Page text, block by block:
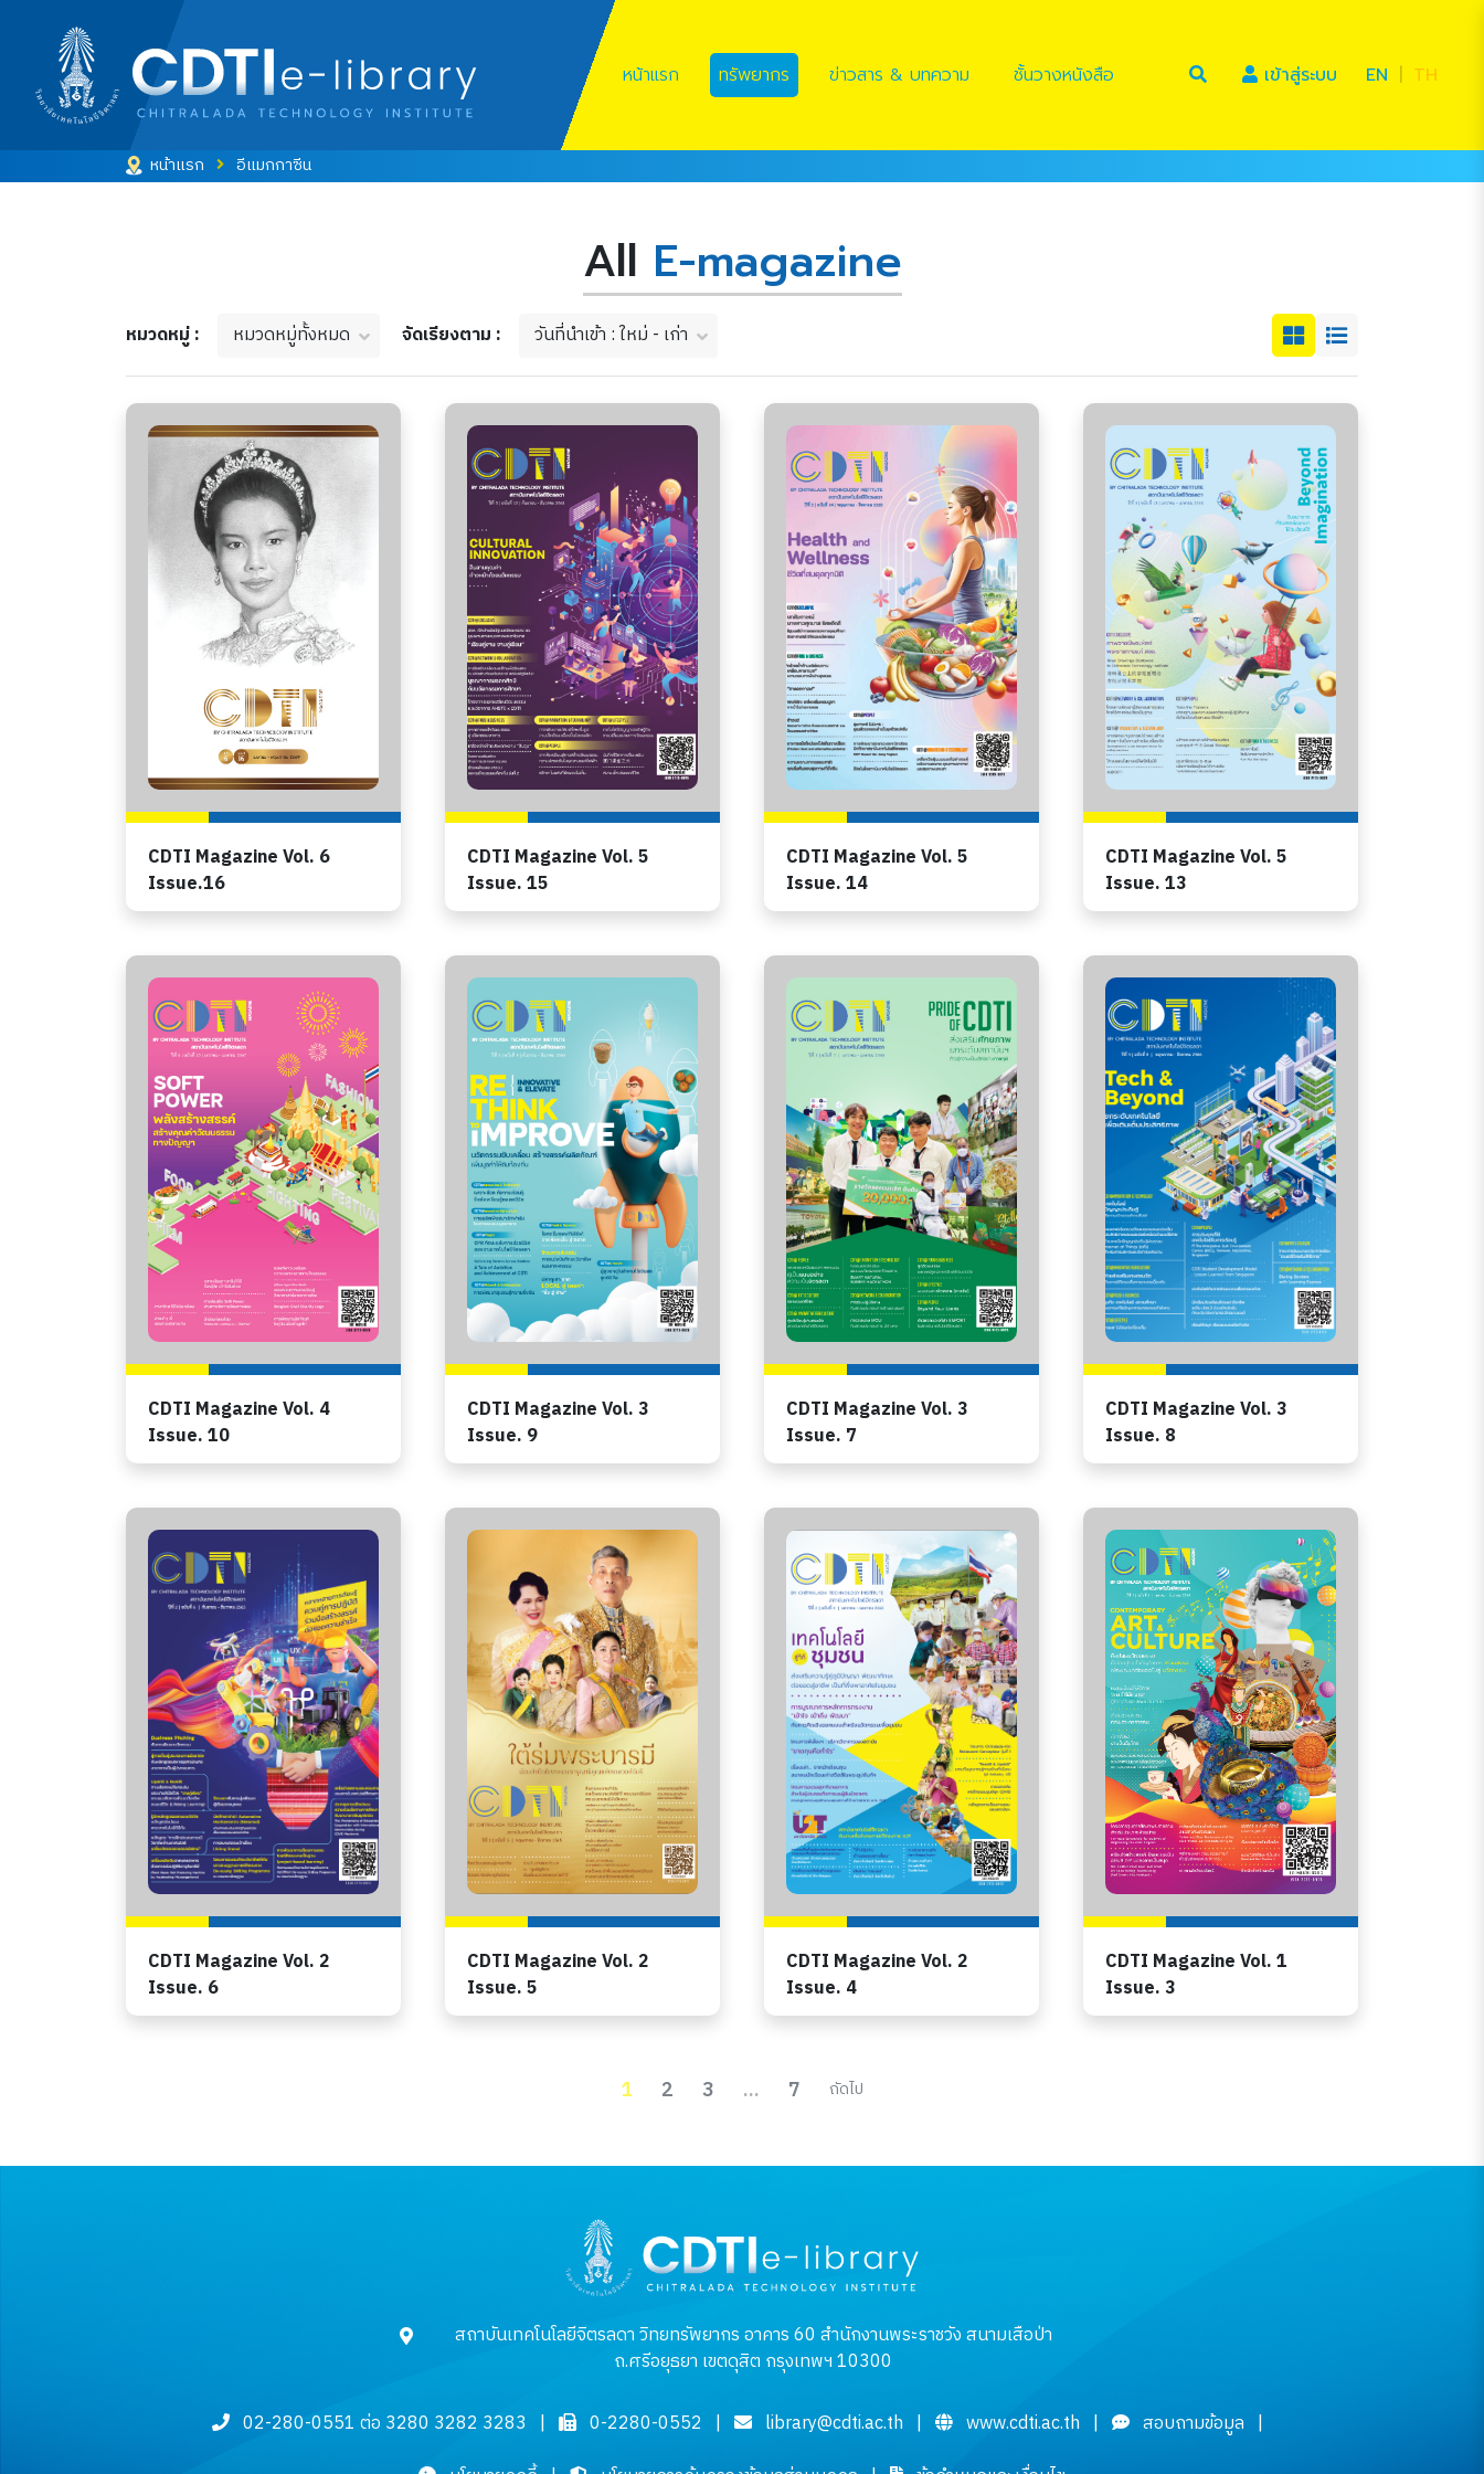
หน้าแรก ทรัพยากร ข่าวสาร & บทความ ชั้นวางหนังสือ เข้าสู่ระบบ (current)
EN | TH
หน้าแรก อีแมกกาซีน
All E-magazine
หมวดหมู่ : หมวดหมู่ทั้งหมด จัดเรียงตาม : วันที่นำเข้า : ใหม่ - เก่า
CDTI Magazine Vol. 6
Issue.16
CDTI Magazine Vol. 5
Issue. 15
CDTI Magazine Vol. 5
Issue. 14
CDTI Magazine Vol. 5
Issue. 13
CDTI Magazine Vol. 4
Issue. 10
CDTI Magazine Vol. 3
Issue. 9
CDTI Magazine Vol. 3
Issue. 7
CDTI Magazine Vol. 3
Issue. 8
CDTI Magazine Vol. 2
Issue. 6
CDTI Magazine Vol. 2
Issue. 5
CDTI Magazine Vol. 2
Issue. 4
CDTI Magazine Vol. 1
Issue. 3
1 2 3 ... 7 ถัดไป
สถาบันเทคโนโลยีจิตรลดา วิทยทรัพยากร อาคาร 60 สำนักงานพระราชวัง สนามเสือป่า
ถ.ศรีอยุธยา เขตดุสิต กรุงเทพฯ 10300
02-280-0551 ต่อ 3280 3282 3283 | 0-2280-0552 | library@cdti.ac.th | www.cdti.ac.th | สอบถามข้อมูล |